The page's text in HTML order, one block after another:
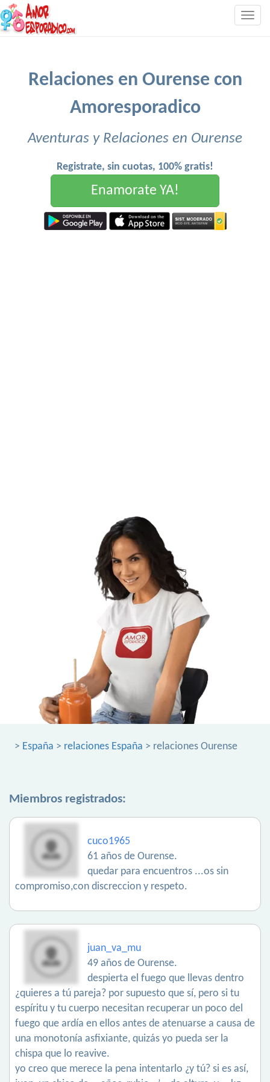
Relaciones en Ourense con
Amoresporadico
Aventuras y Relaciones en Ourense
Registrate, sin cuotas, 100% gratis!
Enamorate YA!
> España > relaciones España > relaciones Ourense
Miembros registrados:
cuco1965
61 años de Ourense.
quedar para encuentros ...os sin
compromiso,con discreccion y respeto.
juan_va_mu
49 años de Ourense.
despierta el fuego que llevas dentro
¿quieres a tú pareja? por supuesto que sí, pero si tu
espíritu y tu cuerpo necesitan recuperar un poco del
fuego que ardía en ellos antes de atenuarse a causa de
una monotonía asfixiante, quizás yo pueda ser la
chispa que lo reavive.
yo creo que merece la pena intentarlo ¿y tú? si es así,